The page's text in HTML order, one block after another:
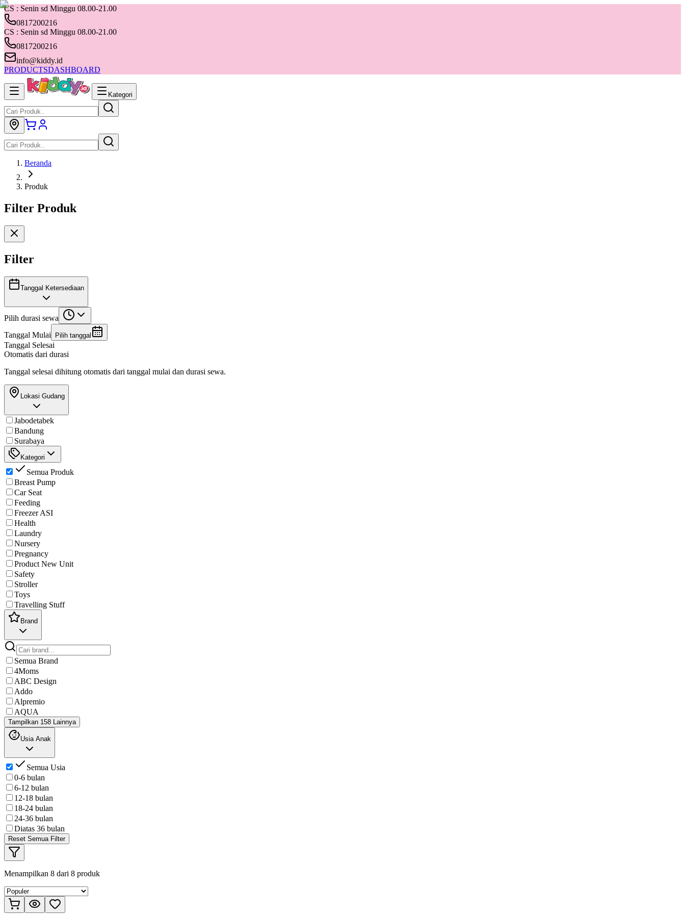
CS : Senin sd Minggu 08.00-21.00
0817200216
CS : Senin sd Minggu 08.00-21.00
0817200216
info@kiddy.id
PRODUCTSDASHBOARD
Kategori
Beranda
Produk
Filter Produk
Filter
Tanggal Ketersediaan
Pilih durasi sewa
Tanggal Mulai
Pilih tanggal
Tanggal Selesai
Otomatis dari durasi
Tanggal selesai dihitung otomatis dari tanggal mulai dan durasi sewa.
Lokasi Gudang
Jabodetabek
Bandung
Surabaya
Kategori
Semua Produk
Breast Pump
Car Seat
Feeding
Freezer ASI
Health
Laundry
Nursery
Pregnancy
Product New Unit
Safety
Stroller
Toys
Travelling Stuff
Brand
Semua Brand
4Moms
ABC Design
Addo
Alpremio
AQUA
Tampilkan 158 Lainnya
Usia Anak
Semua Usia
0-6 bulan
6-12 bulan
12-18 bulan
18-24 bulan
24-36 bulan
Diatas 36 bulan
Reset Semua Filter
Menampilkan 8 dari 8 produk